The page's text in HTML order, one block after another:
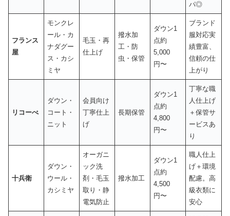
パ◎
フランス
屋
モンクレ
ール・カ
ナダグー
ス・カシ
ミヤ
毛玉・再
仕上げ
撥水加
工・防
虫・保管
ダウン1
点約
5,000
円〜
ブランド
服対応実
績豊富、
信頼の仕
上がり
リコーべ
ダウン・
コート・
ニット
会員向け
丁寧仕上
げ
長期保管
ダウン1
点約
4,800
円〜
丁寧な職
人仕上げ
＋保管サ
ービスあ
り
十兵衛
ダウン・
ウール・
カシミヤ
オーガニ
ック洗
剤・毛玉
取り・静
電気防止
撥水加工
ダウン1
点約
4,500
円〜
職人仕上
げ＋環境
配慮。高
級衣類に
安心